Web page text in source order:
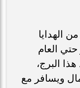
الهدايا
حتي العام
البرج،
ويسافر مع